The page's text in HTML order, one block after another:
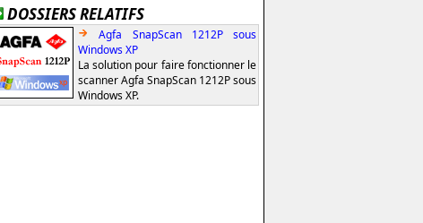
DOSSIERS RELATIFS
Agfa SnapScan 1212P sous
Windows XP
La solution pour faire fonctionner le
scanner Agfa SnapScan 1212P sous
Windows XP.